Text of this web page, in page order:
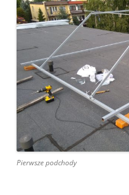
Pierwsze podchody